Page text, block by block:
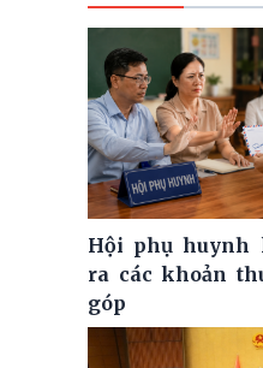
Hội phụ huynh
ra các khoản
góp